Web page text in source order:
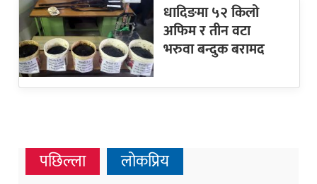
धादिङमा ५२ किलो
अफिम र तीन वटा
भरुवा बन्दुक बरामद
पछिल्ला लोकप्रिय